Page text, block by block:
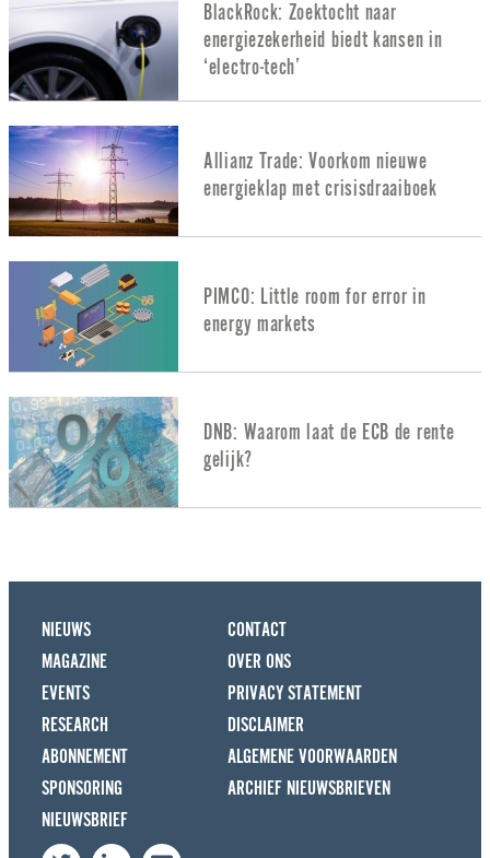
BlackRock: Zoektocht naar
energiezekerheid biedt kansen in
‘electro-tech’
Allianz Trade: Voorkom nieuwe
energieklap met crisisdraaiboek
PIMCO: Little room for error in
energy markets
DNB: Waarom laat de ECB de rente
gelijk?
NIEUWS
MAGAZINE
EVENTS
RESEARCH
ABONNEMENT
SPONSORING
CONTACT
OVER ONS
PRIVACY STATEMENT
DISCLAIMER
ALGEMENE VOORWAARDEN
ARCHIEF NIEUWSBRIEVEN
NIEUWSBRIEF